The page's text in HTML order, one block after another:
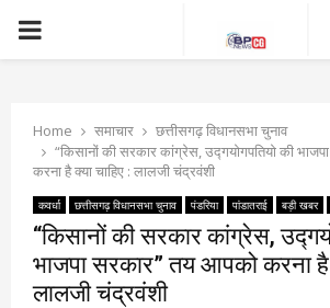
PRIMARY
Home समाचार
छत्तीसगढ़ विधानसभा चुनाव
“किसानों की सरकार कांग्रेस, उद्गयोगपतियो की
करना है क्या चाहिए : लालजी चंद्रवंशी
कवर्धा छत्तीसगढ़ विधानसभा चुनाव पंडरिया पांडातराई बड़ी खबर
“किसानों की सरकार कांग्रेस,
भाजपा सरकार” तय आपको करना है
लालजी चंद्रवंशी